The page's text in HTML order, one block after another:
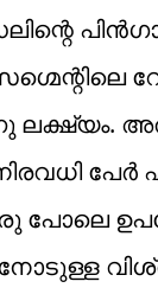
ലക്ഷ്യം.